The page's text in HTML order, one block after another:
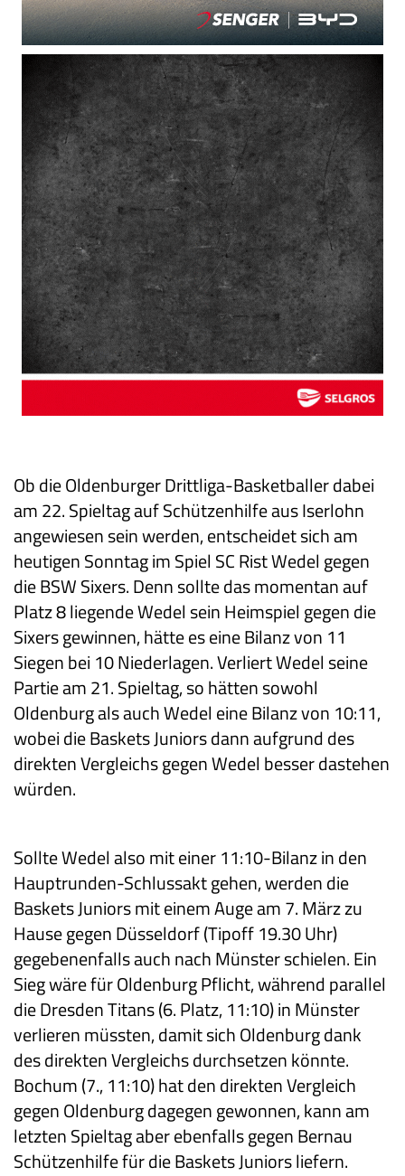
Ob die Oldenburger Drittliga-Basketballer dabei
am 22. Spieltag auf Schützenhilfe aus Iserlohn
angewiesen sein werden, entscheidet sich am
heutigen Sonntag im Spiel SC Rist Wedel gegen
die BSW Sixers. Denn sollte das momentan auf
Platz 8 liegende Wedel sein Heimspiel gegen die
Sixers gewinnen, hätte es eine Bilanz von 11
Siegen bei 10 Niederlagen. Verliert Wedel seine
Partie am 21. Spieltag, so hätten sowohl
Oldenburg als auch Wedel eine Bilanz von 10:11,
wobei die Baskets Juniors dann aufgrund des
direkten Vergleichs gegen Wedel besser dastehen
würden.
Sollte Wedel also mit einer 11:10-Bilanz in den
Hauptrunden-Schlussakt gehen, werden die
Baskets Juniors mit einem Auge am 7. März zu
Hause gegen Düsseldorf (Tipoff 19.30 Uhr)
gegebenenfalls auch nach Münster schielen. Ein
Sieg wäre für Oldenburg Pflicht, während parallel
die Dresden Titans (6. Platz, 11:10) in Münster
verlieren müssten, damit sich Oldenburg dank
des direkten Vergleichs durchsetzen könnte.
Bochum (7., 11:10) hat den direkten Vergleich
gegen Oldenburg dagegen gewonnen, kann am
letzten Spieltag aber ebenfalls gegen Bernau
Schützenhilfe für die Baskets Juniors liefern.